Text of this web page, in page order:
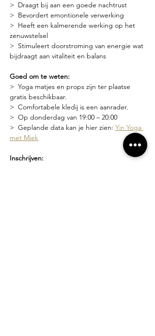
>  Draagt bij aan een goede nachtrust
>  Bevordert emontionele verwerking
>  Heeft een kalmerende werking op het
zenuwstelsel
>  Stimuleert doorstroming van energie wat
bijdraagt aan vitaliteit en balans
Goed om te weten:
>  Yoga matjes en props zijn ter plaatse
gratis beschikbaar.
>  Comfortabele kledij is een aanrader.
>  Op donderdag van 19:00 – 20:00
>  Geplande data kan je hier zien: Yin Yoga
met Miek
Inschrijven: